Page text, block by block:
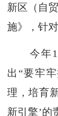
新区（自
施》，针
今年1
出“要牢
理，培育
新引擎’的